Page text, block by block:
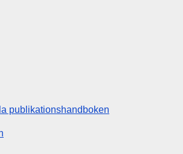
publikationshandboken